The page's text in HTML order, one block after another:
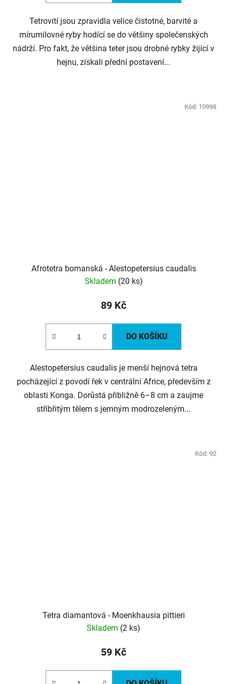
Tetrovití jsou zpravidla velice čistotné, barvité a
mírumilovné ryby hodící se do většiny společenských
nádrží. Pro fakt, že většina teter jsou drobné rybky žijící v
hejnu, získali přední postavení...
Afrotetra bomanská - Alestopetersius caudalis
Skladem (20 ks)
89 Kč
DO KOŠÍKU
Alestopetersius caudalis je menší hejnová tetra
pocházející z povodí řek v centrální Africe, především z
oblasti Konga. Dorůstá přibližně 6–8 cm a zaujme
stříbřitým tělem s jemným modrozeleným...
Kód: 10998
Tetra diamantová - Moenkhausia pittieri
Skladem (2 ks)
59 Kč
Kód: 92